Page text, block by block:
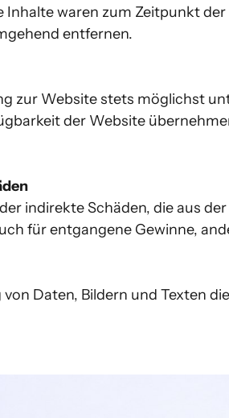
waren zum Zeitpunkt
entfernen.
zur Website stets möglichst
der Website
indirekte Schäden, die aus
für entgangene Gewinne,
Daten, Bildern und Texten